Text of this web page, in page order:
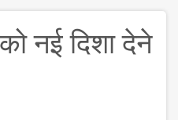
नई दिशा देने